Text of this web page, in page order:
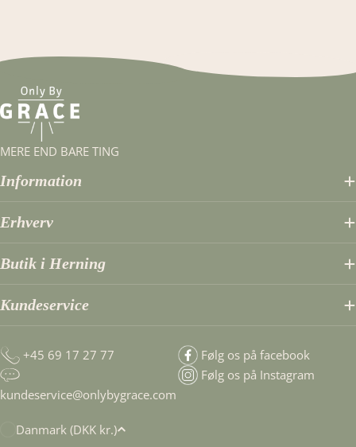
MERE END BARE TING
Information
Erhverv
Butik i Herning
Kundeservice
+45 69 17 27 77 Følg os på facebook
kundeservice@onlybygrace.com
Følg os på Instagram
Danmark (DKK kr.)